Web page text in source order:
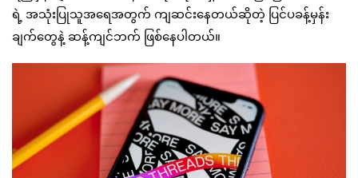
ရဲ့ အသုံးပြုသူအရေအတွက် ကျဆင်းနေတယ်ဆိုတဲ့ ပြင်ပခန့်မှန်း
ချက်တွေနဲ့ ဆန့်ကျင်ဘက် ဖြစ်နေပါတယ်။